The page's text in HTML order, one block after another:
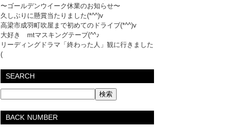
〜ゴールデンウイーク休業のお知らせ〜
久しぶりに懸賞当たりました(*^^)v
高梁市成羽町吹屋まで初めてのドライブ(*^^)v
大好き mtマスキングテープ(^^♪
リーディングドラマ「終わった人」観に行きました
(
SEARCH
BACK NUMBER